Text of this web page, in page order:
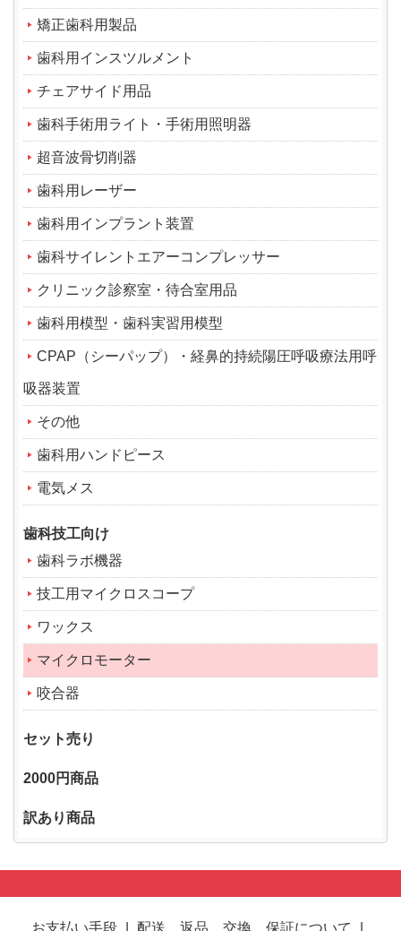
矯正歯科用製品
歯科用インスツルメント
チェアサイド用品
歯科手術用ライト・手術用照明器
超音波骨切削器
歯科用レーザー
歯科用インプラント装置
歯科サイレントエアーコンプレッサー
クリニック診察室・待合室用品
歯科用模型・歯科実習用模型
CPAP（シーパップ）・経鼻的持続陽圧呼吸療法用呼
吸器装置
その他
歯科用ハンドピース
電気メス
歯科技工向け
歯科ラボ機器
技工用マイクロスコープ
ワックス
マイクロモーター
咬合器
セット売り
2000円商品
訳あり商品
お支払い手段 配送、返品、交換、保証について